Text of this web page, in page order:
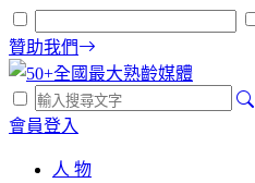
贊助我們
會員登入
人 物